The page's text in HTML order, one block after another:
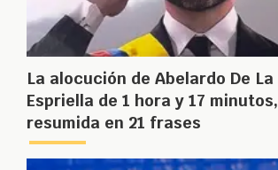
La alocución de Abelardo De La
Espriella de 1 hora y 17 minutos,
resumida en 21 frases